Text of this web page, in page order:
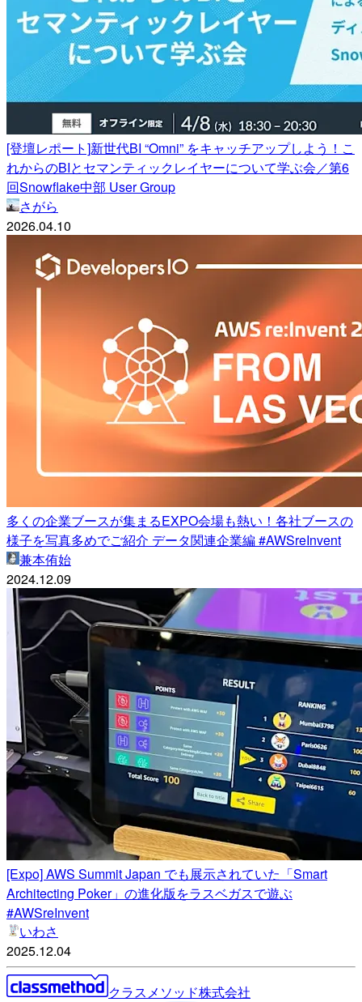
[登壇レポート]新世代BI “Omni” をキャッチアップしよう！こ
れからのBIとセマンティックレイヤーについて学ぶ会／第6
回Snowflake中部 User Group
さがら
2026.04.10
多くの企業ブースが集まるEXPO会場も熱い！各社ブースの
様子を写真多めでご紹介 データ関連企業編 #AWSreInvent
兼本侑始
2024.12.09
[Expo] AWS Summit Japan でも展示されていた「Smart
Architecting Poker」の進化版をラスベガスで遊ぶ
#AWSreInvent
いわさ
2025.12.04
クラスメソッド株式会社